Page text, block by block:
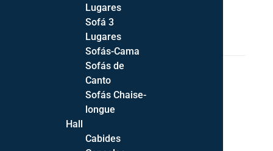
Lugares
Sofá 3
Lugares
Sofás-Cama
Sofás de
Canto
Sofás Chaise-
longue
Hall
Cabides